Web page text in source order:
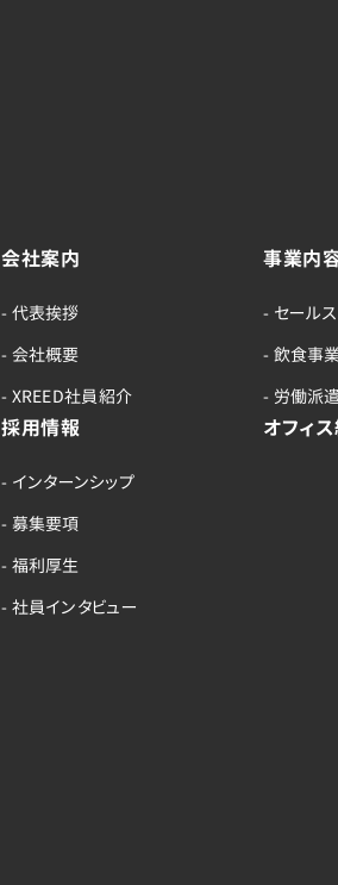
会社案内
- 代表挨拶
- 会社概要
- XREED社員紹介
事業内
- セール
- 飲食事業
- 労働派
採用情報
- インターンシップ
- 募集要項
- 福利厚生
- 社員インタビュー
オフィ